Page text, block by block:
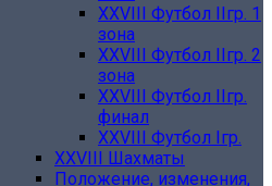
XXVIII Футбол IIгр. 1
зона
XXVIII Футбол IIгр. 2
зона
XXVIII Футбол IIгр.
финал
XXVIII Футбол Iгр.
XXVIII Шахматы
Положение, изменения,